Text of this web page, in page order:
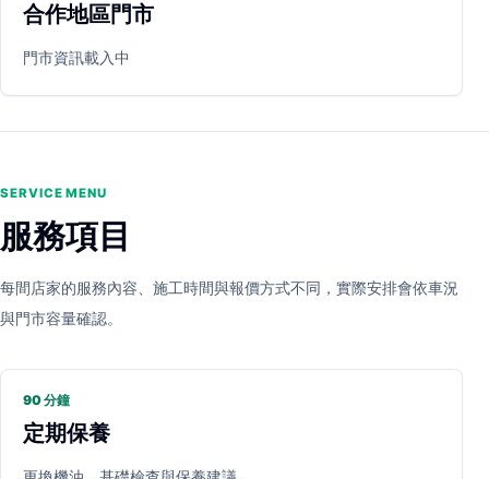
合作地區門市
門市資訊載入中
SERVICE MENU
服務項目
每間店家的服務內容、施工時間與報價方式不同，實際安排會依車況
與門市容量確認。
90 分鐘
定期保養